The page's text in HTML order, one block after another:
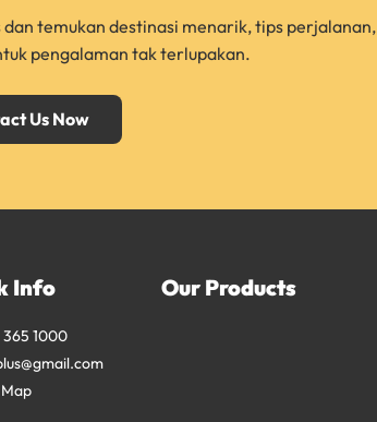
temukan destinasi menarik, tips perjalanan,
pengalaman tak terlupakan.
Us Now
Info
365 1000
Our Products